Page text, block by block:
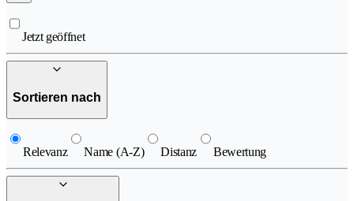
Jetzt geöffnet
Sortieren nach
Relevanz Name (A-Z) Distanz Bewertung